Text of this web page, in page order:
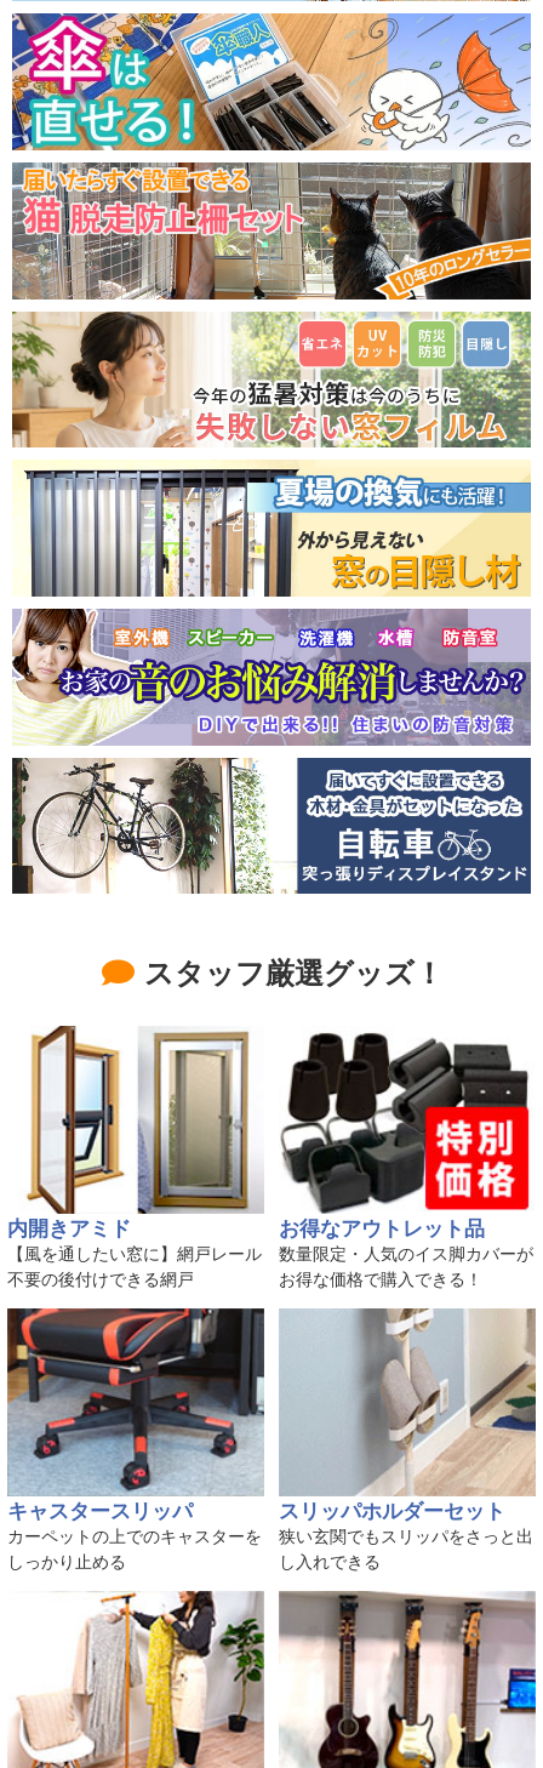
スタッフ厳選グッズ！
内開きアミド
【風を通したい窓に】網戸レール
不要の後付けできる網戸
お得なアウトレット品
数量限定・人気のイス脚カバーが
お得な価格で購入できる！
キャスタースリッパ
カーペットの上でのキャスターを
しっかり止める
スリッパホルダーセット
狭い玄関でもスリッパをさっと出
し入れできる